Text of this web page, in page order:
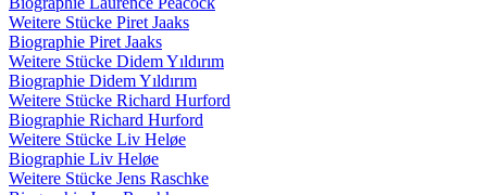
Weitere Stücke Piret Jaaks
Biographie Piret Jaaks
Weitere Stücke Didem Yıldırım
Biographie Didem Yıldırım
Weitere Stücke Richard Hurford
Biographie Richard Hurford
Weitere Stücke Liv Heløe
Biographie Liv Heløe
Weitere Stücke Jens Raschke